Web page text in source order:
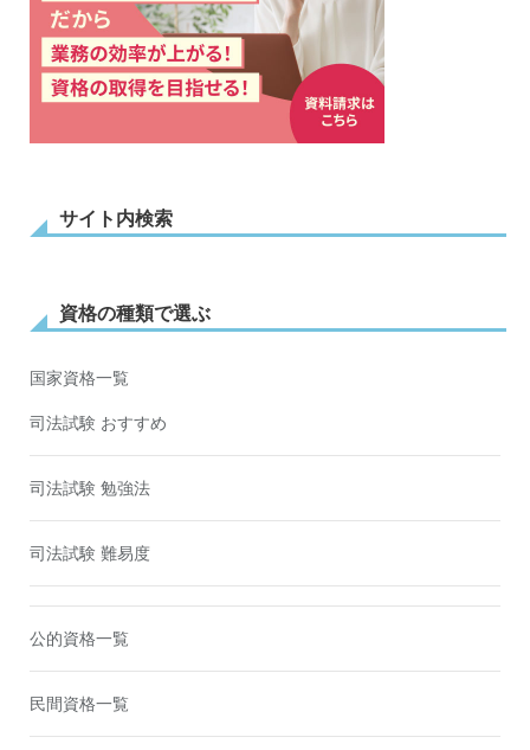
サイト内検索
資格の種類で選ぶ
国家資格一覧
司法試験 おすすめ
司法試験 勉強法
司法試験 難易度
公的資格一覧
民間資格一覧